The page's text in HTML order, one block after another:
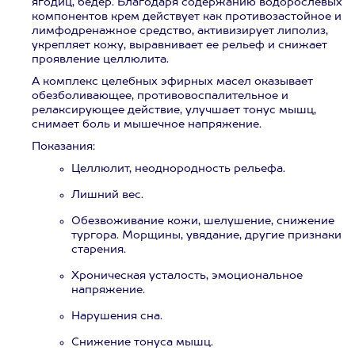
ягодиц, бедер. Благодаря содержанию водорослевых
компонентов крем действует как противозастойное и
лимфодренажное средство, активизирует липолиз,
укрепляет кожу, выравнивает ее рельеф и снижает
проявление целлюлита.
А комплекс целебных эфирных масел оказывает
обезболивающее, противовоспалительное и
релаксирующее действие, улучшает тонус мышц,
снимает боль и мышечное напряжение.
Показания:
Целлюлит, неоднородность рельефа.
Лишний вес.
Обезвоживание кожи, шелушение, снижение
тургора. Морщины, увядание, другие признаки
старения.
Хроническая усталость, эмоциональное
напряжение.
Нарушения сна.
Снижение тонуса мышц.